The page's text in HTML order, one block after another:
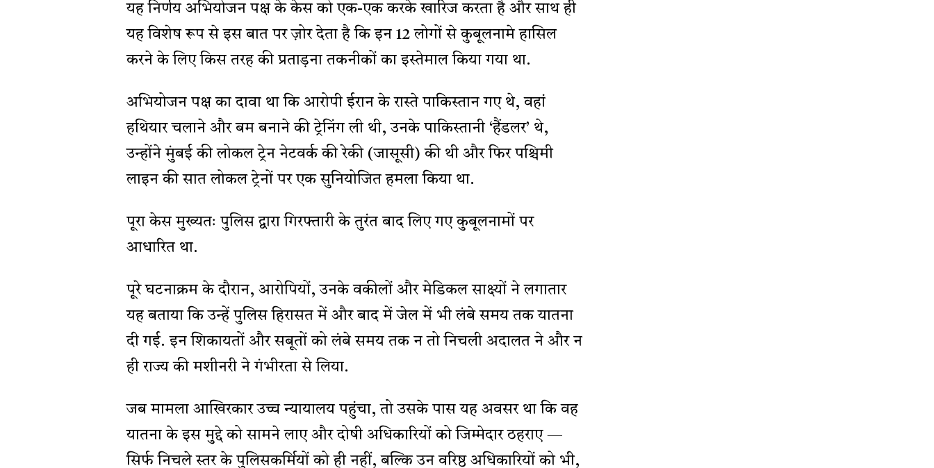
यह निर्णय अभियोजन पक्ष के केस को एक-एक करके खारिज करता है और साथ ही
यह विशेष रूप से इस बात पर ज़ोर देता है कि इन 12 लोगों से कुबूलनामे हासिल
करने के लिए किस तरह की प्रताड़ना तकनीकों का इस्तेमाल किया गया था.
अभियोजन पक्ष का दावा था कि आरोपी ईरान के रास्ते पाकिस्तान गए थे, वहां
हथियार चलाने और बम बनाने की ट्रेनिंग ली थी, उनके पाकिस्तानी ‘हैंडलर’ थे,
उन्होंने मुंबई की लोकल ट्रेन नेटवर्क की रेकी (जासूसी) की थी और फिर पश्चिमी
लाइन की सात लोकल ट्रेनों पर एक सुनियोजित हमला किया था.
पूरा केस मुख्यतः पुलिस द्वारा गिरफ्तारी के तुरंत बाद लिए गए कुबूलनामों पर
आधारित था.
पूरे घटनाक्रम के दौरान, आरोपियों, उनके वकीलों और मेडिकल साक्ष्यों ने लगातार
यह बताया कि उन्हें पुलिस हिरासत में और बाद में जेल में भी लंबे समय तक यातना
दी गई. इन शिकायतों और सबूतों को लंबे समय तक न तो निचली अदालत ने और न
ही राज्य की मशीनरी ने गंभीरता से लिया.
जब मामला आखिरकार उच्च न्यायालय पहुंचा, तो उसके पास यह अवसर था कि वह
यातना के इस मुद्दे को सामने लाए और दोषी अधिकारियों को जिम्मेदार ठहराए —
सिर्फ निचले स्तर के पुलिसकर्मियों को ही नहीं, बल्कि उन वरिष्ठ अधिकारियों को भी,